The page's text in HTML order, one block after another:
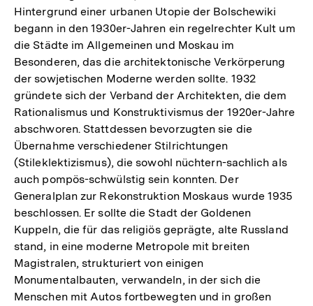
Hintergrund einer urbanen Utopie der Bolschewiki
begann in den 1930er-Jahren ein regelrechter Kult um
die Städte im Allgemeinen und Moskau im
Besonderen, das die architektonische Verkörperung
der sowjetischen Moderne werden sollte. 1932
gründete sich der Verband der Architekten, die dem
Rationalismus und Konstruktivismus der 1920er-Jahre
abschworen. Stattdessen bevorzugten sie die
Übernahme verschiedener Stilrichtungen
(Stileklektizismus), die sowohl nüchtern-sachlich als
auch pompös-schwülstig sein konnten. Der
Generalplan zur Rekonstruktion Moskaus wurde 1935
beschlossen. Er sollte die Stadt der Goldenen
Kuppeln, die für das religiös geprägte, alte Russland
stand, in eine moderne Metropole mit breiten
Magistralen, strukturiert von einigen
Monumentalbauten, verwandeln, in der sich die
Menschen mit Autos fortbewegten und in großen